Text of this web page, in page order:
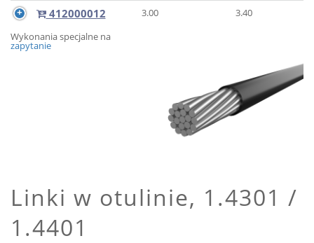
412000012 3.00
3.40
Wykonania specjalne na
zapytanie
Linki w otulinie, 1.4301 /
1.4401